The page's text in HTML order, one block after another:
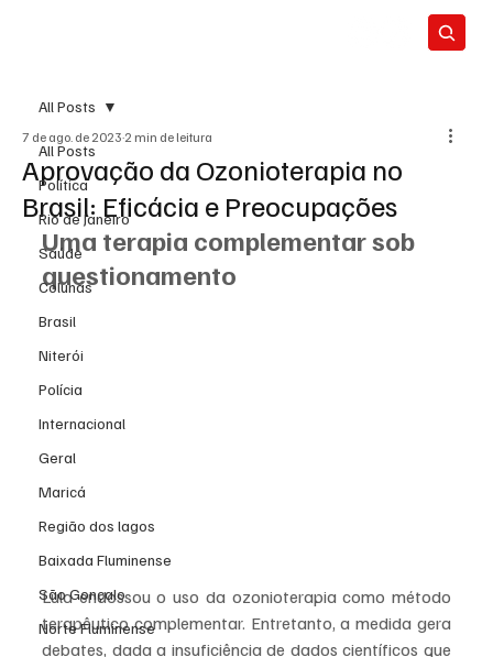
All Posts
Política
Rio de Janeiro
Saúde
Colunas
Brasil
Niterói
Polícia
Internacional
Geral
Maricá
Região dos lagos
Baixada Fluminense
São Gonçalo
Norte Fluminense
All Posts
Aprovação da Ozonioterapia no
Brasil: Eficácia e Preocupações
7 de ago. de 2023 2 min de leitura
Uma terapia complementar sob
questionamento
Lula endossou o uso da ozonioterapia como método
terapêutico complementar. Entretanto, a medida gera
debates, dada a insuficiência de dados científicos que